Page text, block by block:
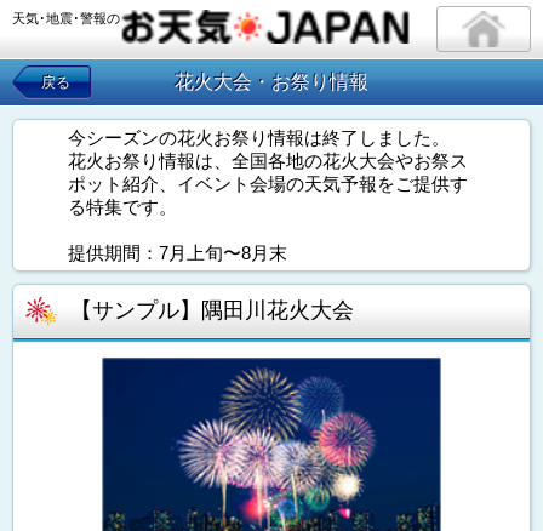
天気･地震･警報の
戻る 花火大会・お祭り情報
今シーズンの花火お祭り情報は終了しました。
花火お祭り情報は、全国各地の花火大会やお祭ス
ポット紹介、イベント会場の天気予報をご提供す
る特集です。
提供期間：7月上旬〜8月末
【サンプル】隅田川花火大会